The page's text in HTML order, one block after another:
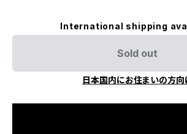
International shipping
Sold out
日本国内にお住まいの方向